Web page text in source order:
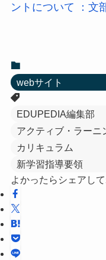
ントについて ：文
webサイト
EDUPEDIA編集部
アクティブ・ラーニ
カリキュラム
新学習指導要領
よかったらシェアして